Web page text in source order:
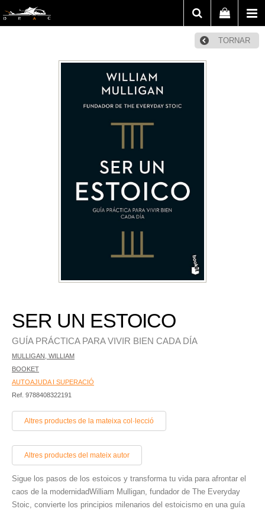
TORNAR
SER UN ESTOICO
GUÍA PRÁCTICA PARA VIVIR BIEN CADA DÍA
MULLIGAN, WILLIAM
BOOKET
AUTOAJUDA I SUPERACIÓ
Ref. 9788408322191
Altres productes de la mateixa col·lecció
Altres productes del mateix autor
Sigue los pasos de los estoicos y transforma tu vida para afrontar el
caos de la modernidadWilliam Mulligan, fundador de The Everyday
Stoic, convierte los principios milenarios del estoicismo en una guía